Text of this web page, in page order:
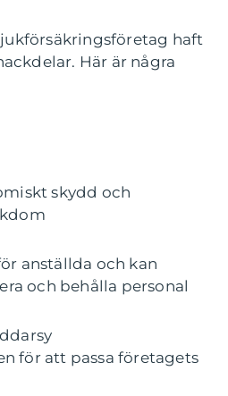
haft
Här är några
skydd och
anställda och kan
och behålla personal
för att passa företagets